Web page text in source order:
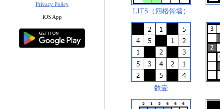
Privacy Policy
iOS App
LITS（四格骨墙）
数壹